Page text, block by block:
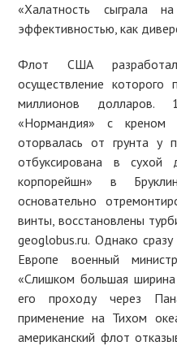
«Халатность сыграла
эффективностью, как
Флот США
осуществление
миллионов
«Нормандия» с креном
оторвалась от грунта у
отбуксирована в
корпорейшн» в
основательно
винты, восстановлены
geoglobus.ru. Однако
Европе военный
«Слишком большая ширина
его проходу через
применение на Тихом
американский флот